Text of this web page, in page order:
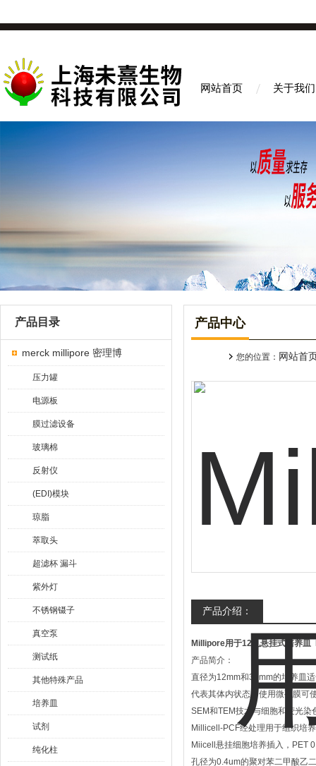
网站首页 关于我们
产品目录
merck millipore 密理博
压力罐
电源板
膜过滤设备
玻璃棉
反射仪
(EDI)模块
琼脂
萃取头
超滤杯 漏斗
紫外灯
不锈钢镊子
真空泵
测试纸
其他特殊产品
培养皿
试剂
纯化柱
产品中心
您的位置： 网站首
产品介绍：
Millipore用于12孔悬挂式培养皿
产品简介：
直径为12mm和30mm的培养皿
代表其体内状态；使用微孔膜可
SEM和TEM技术与细胞和荧光
Millicell-PCF经处理用于组织培
Miicell悬挂细胞培养插入，PET
孔径为0.4um的聚对苯二甲酸乙